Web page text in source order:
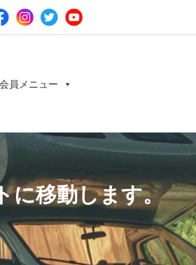
会員メニュー
移動します。